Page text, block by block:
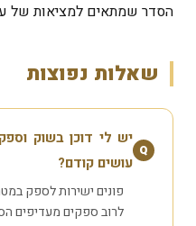
הסדר שמתאים למציאות של
שאלות נפוצות
Q
יש לי דוכן בשוק
עושים קודם?
פונים ישירות לספק
לרוב ספקים מעדיפים